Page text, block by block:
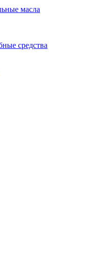
масла
средства